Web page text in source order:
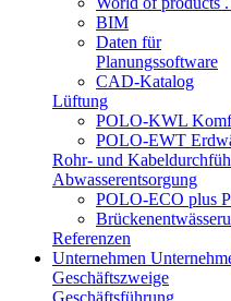
BIM
Daten für
Planungssoftware
CAD-Katalog
Lüftung
POLO-KWL
POLO-EWT
Rohr- und
Abwasserentsorgung
POLO-ECO plus
Referenzen
Unternehmen
Geschäftszweige